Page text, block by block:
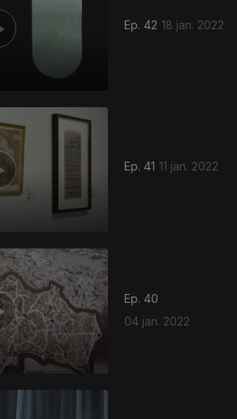
Ep. 42 18 jan. 2022
Ep. 41 11 jan. 2022
Ep. 40
04 jan. 2022